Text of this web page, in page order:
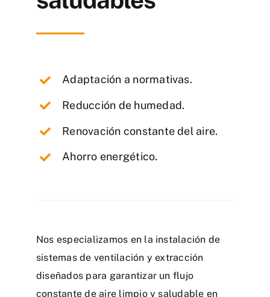
Adaptación a normativas.
Reducción de humedad.
Renovación constante del aire.
Ahorro energético.
Nos especializamos en la instalación de
sistemas de ventilación y extracción
diseñados para garantizar un flujo
constante de aire limpio y saludable en